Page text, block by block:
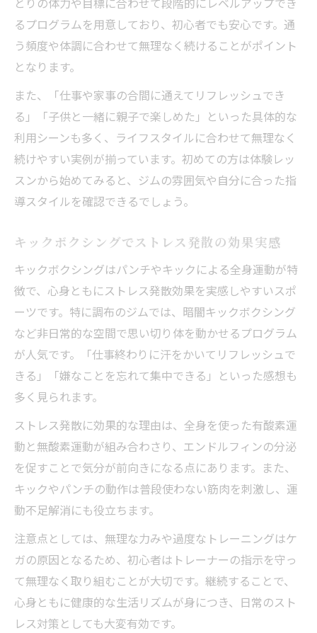
通いやすいキックボクシングで理想の体型に近
づく
駅近で通いやすいキックボクシングの選び
方
自分に合ったキックボクシングで継続力ア
ップ
キックボクシングで理想の体型に近づく秘
訣
無理なく通える調布キックボクシングの魅
キックボクシングで毎日が変わる体験談紹
るプログラムを用意しており、初心者でも安心です。通
う頻度や体調に合わせて無理なく続けることがポイント
となります。
また、「仕事や家事の合間に通えてリフレッシュでき
る」「子供と一緒に親子で楽しめた」といった具体的な
利用シーンも多く、ライフスタイルに合わせて無理なく
続けやすい実例が揃っています。初めての方は体験レッ
スンから始めてみると、ジムの雰囲気や自分に合った指
導スタイルを確認できるでしょう。
キックボクシングでストレス発散の効果実感
キックボクシングはパンチやキックによる全身運動が特
徴で、心身ともにストレス発散効果を実感しやすいスポ
ーツです。特に調布のジムでは、暗闇キックボクシング
など非日常的な空間で思い切り体を動かせるプログラム
が人気です。「仕事終わりに汗をかいてリフレッシュで
きる」「嫌なことを忘れて集中できる」といった感想も
多く見られます。
ストレス発散に効果的な理由は、全身を使った有酸素運
動と無酸素運動が組み合わさり、エンドルフィンの分泌
を促すことで気分が前向きになる点にあります。また、
キックやパンチの動作は普段使わない筋肉を刺激し、運
動不足解消にも役立ちます。
注意点としては、無理な力みや過度なトレーニングはケ
ガの原因となるため、初心者はトレーナーの指示を守っ
て無理なく取り組むことが大切です。継続することで、
心身ともに健康的な生活リズムが身につき、日常のスト
レス対策としても大変有効です。